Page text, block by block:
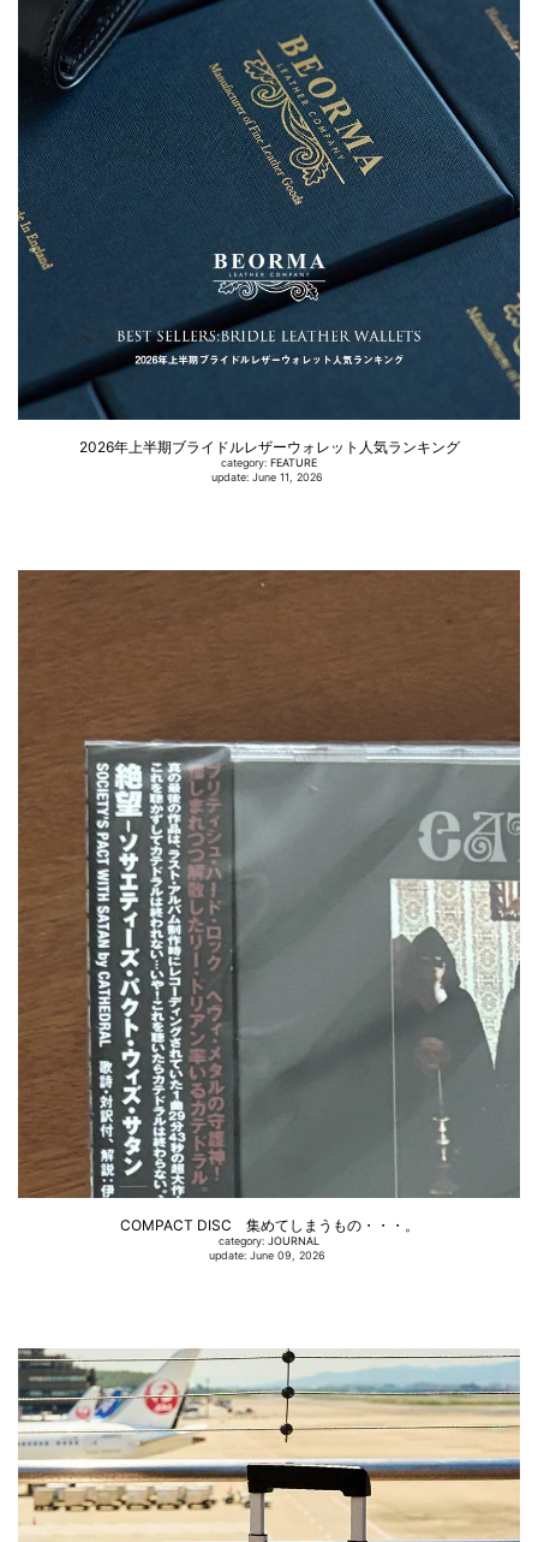
2026年上半期ブライドルレザーウォレット人気ランキング
category: FEATURE
update: June 11, 2026
COMPACT DISC 集めてしまうもの・・・。
category: JOURNAL
update: June 09, 2026